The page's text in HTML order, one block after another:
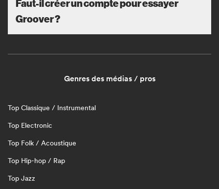
Faut-il créer un compte pour essayer
Groover ?
Genres des médias / pros
Top Classique / Instrumental
Top Electronic
Top Folk / Acoustique
Top Hip-hop / Rap
Top Jazz